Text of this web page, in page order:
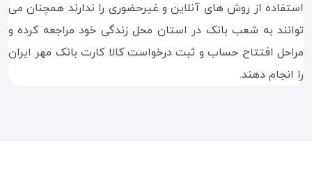
استفاده از روش های آنلاین و غیرحضوری را ندارند همچنان می
توانند به شعب بانک در استان محل زندگی خود مراجعه کرده و
مراحل افتتاح حساب و ثبت درخواست کالا کارت بانک مهر ایران
را انجام دهند.